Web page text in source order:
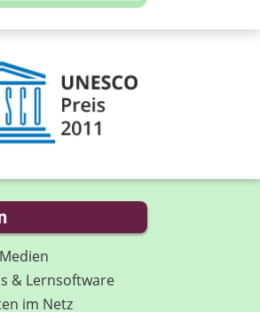
& Lernsoftware
im Netz